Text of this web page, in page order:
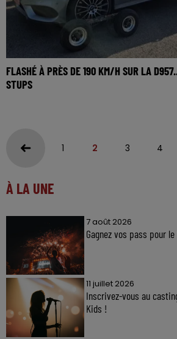
FLASHÉ À PRÈS DE 190 KM/H SUR LA
STUPS
1 2 3 4
À LA UNE
7 août 2026
Gagnez vos pass pour
11 juillet 2026
Inscrivez-vous au
Kids !